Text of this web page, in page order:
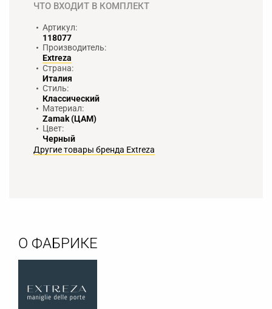
ЧТО ВХОДИТ В КОМПЛЕКТ
Артикул:
118077
Производитель:
Extreza
Страна:
Италия
Стиль:
Классический
Материал:
Zamak (ЦАМ)
Цвет:
Черный
Другие товары бренда Extreza
О ФАБРИКЕ